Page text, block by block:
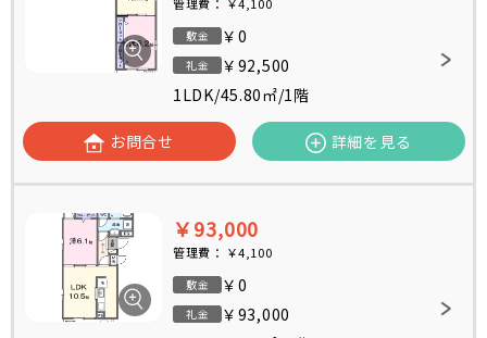
敷金 ￥0
礼金
￥92,500
1LDK/45.80㎡/1階
お問合せ 詳細を見る
￥93,000
管理費： ￥4,100
敷金 ￥0
礼金
￥93,000